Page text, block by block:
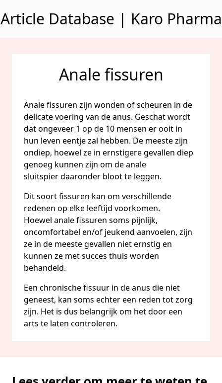
Article Database | Karo Pharma
Anale fissuren
Anale fissuren zijn wonden of scheuren in de
delicate voering van de anus. Geschat wordt
dat ongeveer 1 op de 10 mensen er ooit in
hun leven eentje zal hebben. De meeste zijn
ondiep, hoewel ze in ernstigere gevallen diep
genoeg kunnen zijn om de anale
sluitspier daaronder bloot te leggen.
Dit soort fissuren kan om verschillende
redenen op elke leeftijd voorkomen.
Hoewel anale fissuren soms pijnlijk,
oncomfortabel en/of jeukend aanvoelen, zijn
ze in de meeste gevallen niet ernstig en
kunnen ze met succes thuis worden
behandeld.
Een chronische fissuur in de anus die niet
geneest, kan soms echter een reden tot zorg
zijn. Het is dus belangrijk om het door een
arts te laten controleren.